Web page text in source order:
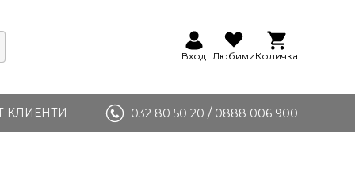
Вход ЛюбимиКоличка
КЛИЕНТИ 032 80 50 20 / 0888 006 900